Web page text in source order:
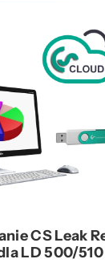
CS Leak
LD 500/